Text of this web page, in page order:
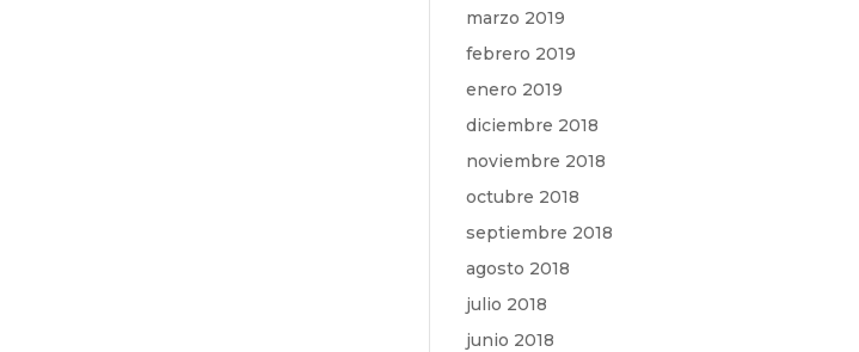
marzo 2019
febrero 2019
enero 2019
diciembre 2018
noviembre 2018
octubre 2018
septiembre 2018
agosto 2018
julio 2018
junio 2018